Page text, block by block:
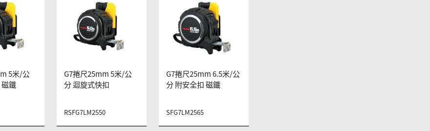
5米/公
鐵
G7捲尺25mm 5米/公
分 迴旋式快扣
RSFG7LM2550
G7捲尺25mm 6.5米/公
分 附安全扣 磁鐵
SFG7LM2565